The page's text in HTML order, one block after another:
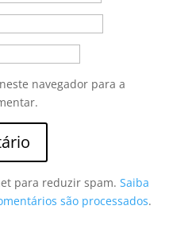
navegador para a
para reduzir spam. Saiba
são processados.